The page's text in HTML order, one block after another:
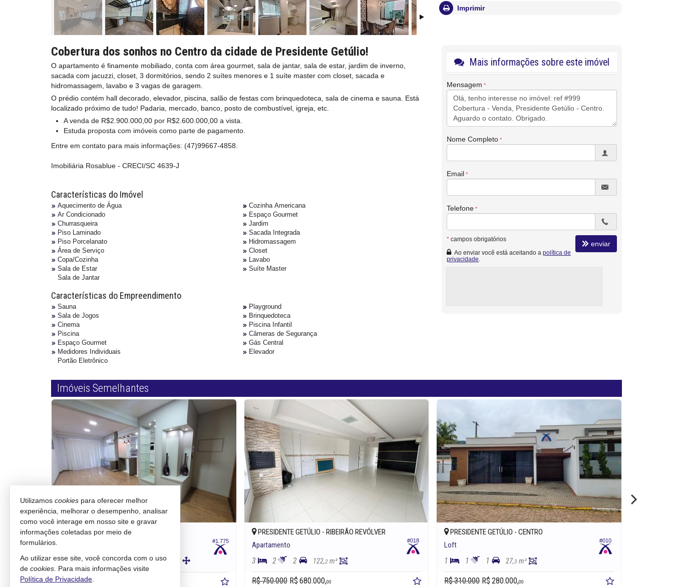
Imprimir
Cobertura dos sonhos no Centro da cidade de Presidente Getúlio!
O apartamento é finamente mobiliado, conta com área gourmet, sala de jantar, sala de estar, jardim de inverno,
sacada com jacuzzi, closet, 3 dormitórios, sendo 2 suítes menores e 1 suíte master com closet, sacada e
hidromassagem, lavabo e 3 vagas de garagem.
O prédio contém hall decorado, elevador, piscina, salão de festas com brinquedoteca, sala de cinema e sauna. Está
localizado próximo de tudo! Padaria, mercado, banco, posto de combustível, igreja, etc.
A venda de R$2.900.000,00 por R$2.600.000,00 a vista.
Estuda proposta com imóveis como parte de pagamento.
Entre em contato para mais informações: (47)99667-4858.
Imobiliária Rosablue - CRECI/SC 4639-J
Características do Imóvel
Aquecimento de Água
Ar Condicionado
Churrasqueira
Piso Laminado
Piso Porcelanato
Área de Serviço
Copa/Cozinha
Sala de Estar
Sala de Jantar
Cozinha Americana
Espaço Gourmet
Jardim
Sacada Integrada
Hidromassagem
Closet
Lavabo
Suíte Master
Características do Empreendimento
Sauna
Sala de Jogos
Cinema
Piscina
Espaço Gourmet
Medidores Individuais
Portão Eletrônico
Playground
Brinquedoteca
Piscina Infantil
Câmeras de Segurança
Gás Central
Elevador
Mais informações sobre este imóvel
Mensagem
Nome Completo
Email
Telefone
* campos obrigatórios
Ao enviar você está aceitando a política de
privacidade
enviar
Imóveis Semelhantes
#1.811 #1.775
PRESIDENTE GETÚLIO -
2 2 2 110, 8m² 80, m²
R$ 695.000,
#018
PRESIDENTE GETÚLIO - RIBEIRÃO REVÓLVER
Apartamento
3 2 2 122,2 m²
R$ 750.000 R$ 680.000,00
#010
PRESIDENTE GETÚLIO -CENTRO
Loft
1 1 1 27,3 m²
R$ 310.000 R$ 280.000,00
Utilizamos cookies para oferecer melhor
experiência, melhorar o desempenho, analisar
como você interage em nosso site e gravar
informações coletadas por meio de
formulários.
Ao utilizar esse site, você concorda com o uso
de cookies . Para mais informações visite
Política de Privacidade